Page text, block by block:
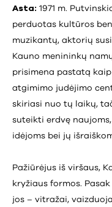
Asta: 1971 m.
perduotas kultūros
muzikantų, aktorių
Kauno menininkų
prisimena pastatą
atgimimo judėjimo
skiriasi nuo tų laikų,
suteikti erdvę
idėjoms bei jų
Pažiūrėjus iš viršaus,
kryžiaus formos.
jos – vitražai,